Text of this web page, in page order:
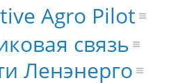
Ленэнерго
связь
Agro Pilot